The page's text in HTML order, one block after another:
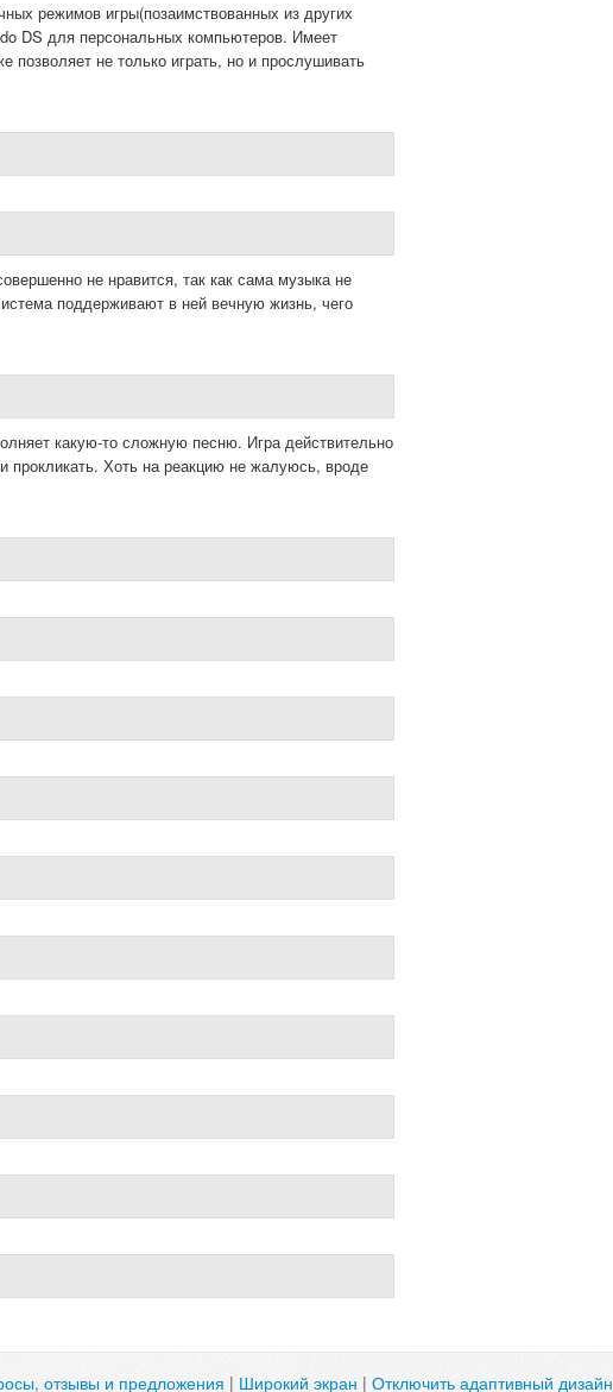
режимов игры(позаимствованных из других
DS для персональных компьютеров. Имеет
позволяет не только играть, но и прослушивать
не нравится, так как сама музыка не
поддерживают в ней вечную жизнь, чего
какую-то сложную песню. Игра действительно
Хоть на реакцию не жалуюсь, вроде
отзывы и предложения | Широкий экран | Отключить адаптивный дизайн